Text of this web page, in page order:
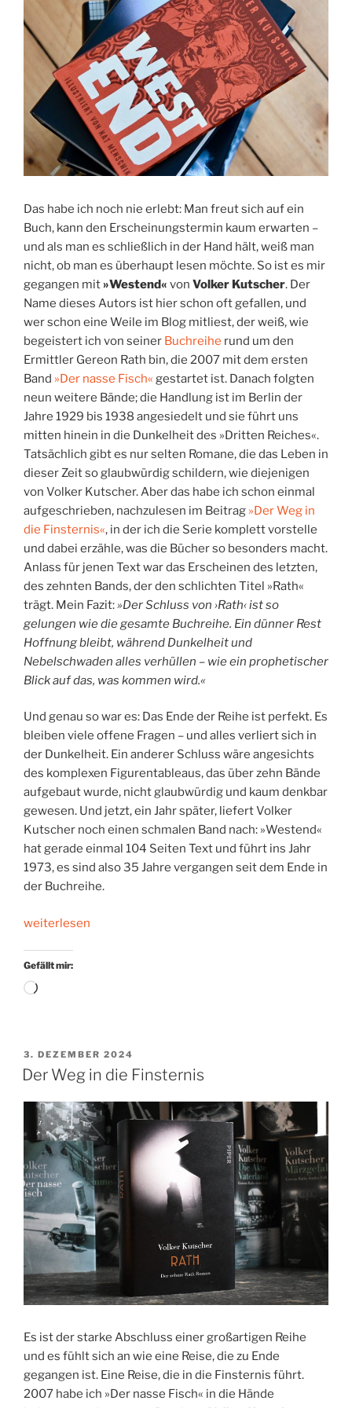
Das habe ich noch nie erlebt: Man freut sich auf ein
Buch, kann den Erscheinungstermin kaum erwarten –
und als man es schließlich in der Hand hält, weiß man
nicht, ob man es überhaupt lesen möchte. So ist es mir
gegangen mit »Westend« von Volker Kutscher. Der
Name dieses Autors ist hier schon oft gefallen, und
wer schon eine Weile im Blog mitliest, der weiß, wie
begeistert ich von seiner Buchreihe rund um den
Ermittler Gereon Rath bin, die 2007 mit dem ersten
Band »Der nasse Fisch« gestartet ist. Danach folgten
neun weitere Bände; die Handlung ist im Berlin der
Jahre 1929 bis 1938 angesiedelt und sie führt uns
mitten hinein in die Dunkelheit des »Dritten Reiches«.
Tatsächlich gibt es nur selten Romane, die das Leben in
dieser Zeit so glaubwürdig schildern, wie diejenigen
von Volker Kutscher. Aber das habe ich schon einmal
aufgeschrieben, nachzulesen im Beitrag »Der Weg in
die Finsternis«, in der ich die Serie komplett vorstelle
und dabei erzähle, was die Bücher so besonders macht.
Anlass für jenen Text war das Erscheinen des letzten,
des zehnten Bands, der den schlichten Titel »Rath«
trägt. Mein Fazit:»Der Schluss von ›Rath‹ ist so
gelungen wie die gesamte Buchreihe. Ein dünner Rest
Hoffnung bleibt, während Dunkelheit und
Nebelschwaden alles verhüllen – wie ein prophetischer
Blick auf das, was kommen wird.«
Und genau so war es: Das Ende der Reihe ist perfekt. Es
bleiben viele offene Fragen – und alles verliert sich in
der Dunkelheit. Ein anderer Schluss wäre angesichts
des komplexen Figurentableaus, das über zehn Bände
aufgebaut wurde, nicht glaubwürdig und kaum denkbar
gewesen. Und jetzt, ein Jahr später, liefert Volker
Kutscher noch einen schmalen Band nach: »Westend«
hat gerade einmal 104 Seiten Text und führt ins Jahr
1973, es sind also 35 Jahre vergangen seit dem Ende in
der Buchreihe.
„Das
nach
dem
Finale“
weiterlesen
Gefällt mir:
Wird
VERÖFFENTLICHT
AM
3. DEZEMBER 2024
Der Weg in die Finsternis
Es ist der starke Abschluss einer großartigen Reihe
und es fühlt sich an wie eine Reise, die zu Ende
gegangen ist. Eine Reise, die in die Finsternis führt.
2007 habe ich »Der nasse Fisch« in die Hände